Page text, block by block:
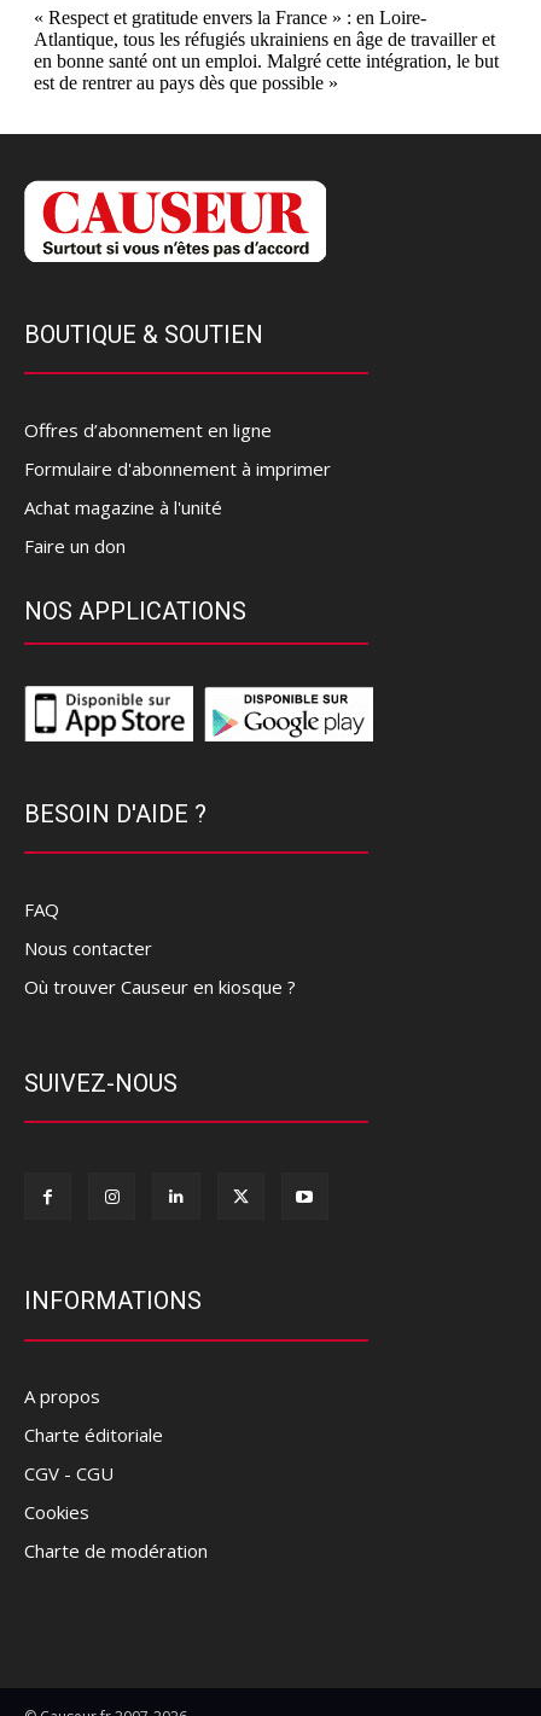
BOUTIQUE & SOUTIEN
Offres d’abonnement en ligne
Formulaire d'abonnement à imprimer
Achat magazine à l'unité
Faire un don
NOS APPLICATIONS
BESOIN D'AIDE ?
FAQ
Nous contacter
Où trouver Causeur en kiosque ?
SUIVEZ-NOUS
INFORMATIONS
A propos
Charte éditoriale
CGV - CGU
Cookies
Charte de modération